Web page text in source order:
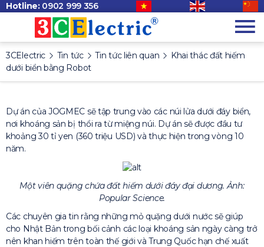
Hotline: 0902 999 356
3CElectric Tin tức Tin tức liên quan
Khai thác đất hiếm
dưới biển bằng Robot
Dự án của JOGMEC sẽ tập trung vào các núi lửa dưới đáy biển,
nơi khoáng sản bị thổi ra từ miệng núi. Dự án sẽ được đầu tư
khoảng 30 tỉ yen (360 triệu USD) và thực hiện trong vòng 10
năm.
Một viên quặng chứa đất hiếm dưới đáy đại dương. Ảnh:
Popular Science.
Các chuyên gia tin rằng những mỏ quặng dưới nước sẽ giúp
cho Nhật Bản trong bối cảnh các loại khoáng sản ngày càng trở
nên khan hiếm trên toàn thế giới và Trung Quốc hạn chế xuất